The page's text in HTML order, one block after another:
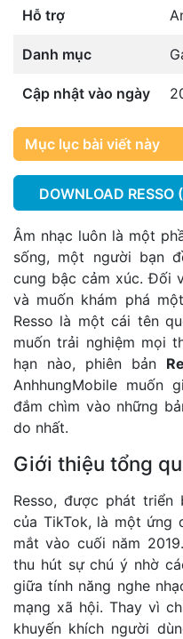
Hỗ trợ
Danh mục
Cập nhật vào ngày
Mục lục bài viết này
DOWNLOAD RESSO
Âm nhạc luôn là một
sống, một người bạn
cung bậc cảm xúc. Đối
và muốn khám phá
Resso là một cái tên
muốn trải nghiệm mọi
hạn nào, phiên bản
AnhhungMobile muốn
đắm chìm vào những
do nhất.
Giới thiệu tổng
Resso, được phát
của TikTok, là một ứng
mắt vào cuối năm
thu hút sự chú ý nhờ
giữa tính năng nghe
mạng xã hội. Thay vì
khuyến khích người